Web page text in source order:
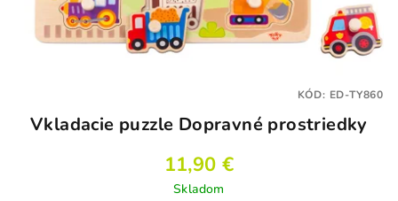
Vkladacie puzzle Dopravné prostriedky
11,90 €
Skladom
KÓD: ED-TY860